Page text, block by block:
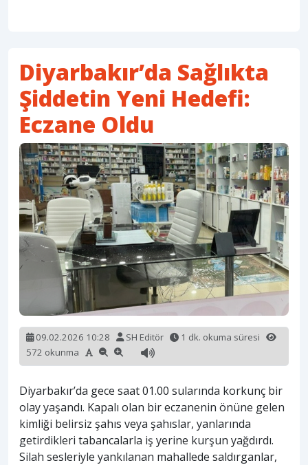
Diyarbakır’da Sağlıkta
Şiddetin Yeni Hedefi:
Eczane Oldu
09.02.2026 10:28 SH Editör
1 dk. okuma süresi
572 okunma
Diyarbakır’da gece saat 01.00 sularında korkunç bir
olay yaşandı. Kapalı olan bir eczanenin önüne gelen
kimliği belirsiz şahıs veya şahıslar, yanlarında
getirdikleri tabancalarla iş yerine kurşun yağdırdı.
Silah sesleriyle yankılanan mahallede saldırganlar,